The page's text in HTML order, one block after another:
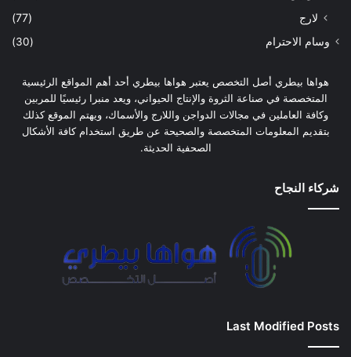
لارج
(77)
وسام الاحترام (30)
هواها بيطري أصل التخصص يعتبر هواها بيطري أحد أهم المواقع الرئيسية
المتخصصة في صناعة الثروة والإنتاج الحيواني، ويعد منبرا رئيسيًا للمربين
وكافة العاملين في مجالات الدواجن واللارج والأسماك، ويهتم الموقع كذلك
بتقديم المعلومات المتخصصة والصحيحة عن طريق استخدام كافة الأشكال
الصحفية الحديثة.
شركاء النجاح
Last Modified Posts